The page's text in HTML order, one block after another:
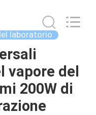
laboratorio
vapore del
200W di